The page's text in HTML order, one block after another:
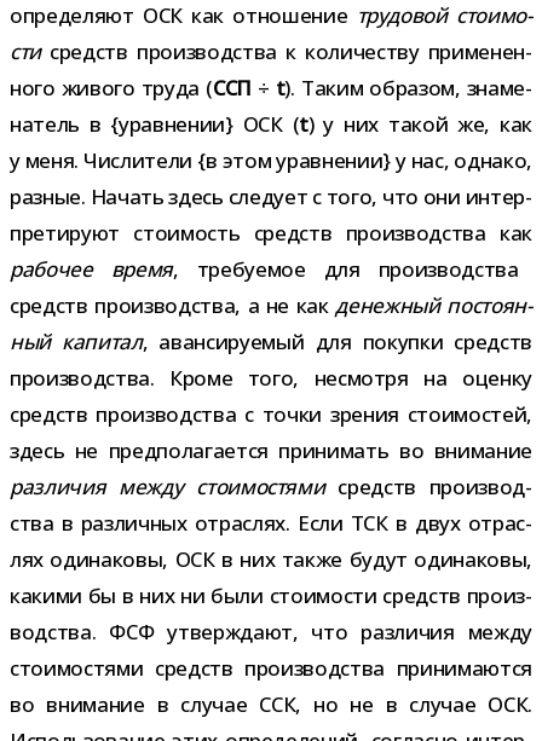
опре­де­ляют ОСК как отно­ше­ние тру­до­вой сто­и­мо­
стисредств про­из­вод­ства к коли­че­ству при­ме­нен­
ного живого труда (ССП ÷ t). Таким обра­зом, зна­ме­
на­тель в {урав­не­нии} ОСК (t) у них такой же, как
у меня. Числители {в этом урав­не­нии} у нас, однако,
раз­ные. Начать здесь сле­дует с того, что они интер­
пре­ти­руют сто­и­мость средств про­из­вод­ства как
рабо­чее время, тре­бу­е­мое для про­из­вод­ства
средств про­из­вод­ства, а не какденеж­ный посто­ян­
ный капи­тал, аван­си­ру­е­мый для покупки средств
про­из­вод­ства. Кроме того, несмотря на оценку
средств про­из­вод­ства с точки зре­ния сто­и­мо­стей,
здесь не пред­по­ла­га­ется при­ни­мать во вни­ма­ние
раз­ли­чия между сто­и­мо­стями средств про­из­вод­
ства в раз­лич­ных отрас­лях. Если ТСК в двух отрас­
лях оди­на­ковы, ОСК в них также будут оди­на­ковы,
какими бы в них ни были сто­и­мо­сти средств про­из­
вод­ства. ФСФ утвер­ждают, что раз­ли­чия между
сто­и­мо­стями средств про­из­вод­ства при­ни­ма­ются
во вни­ма­ние в слу­чае ССК, но не в слу­чае ОСК.